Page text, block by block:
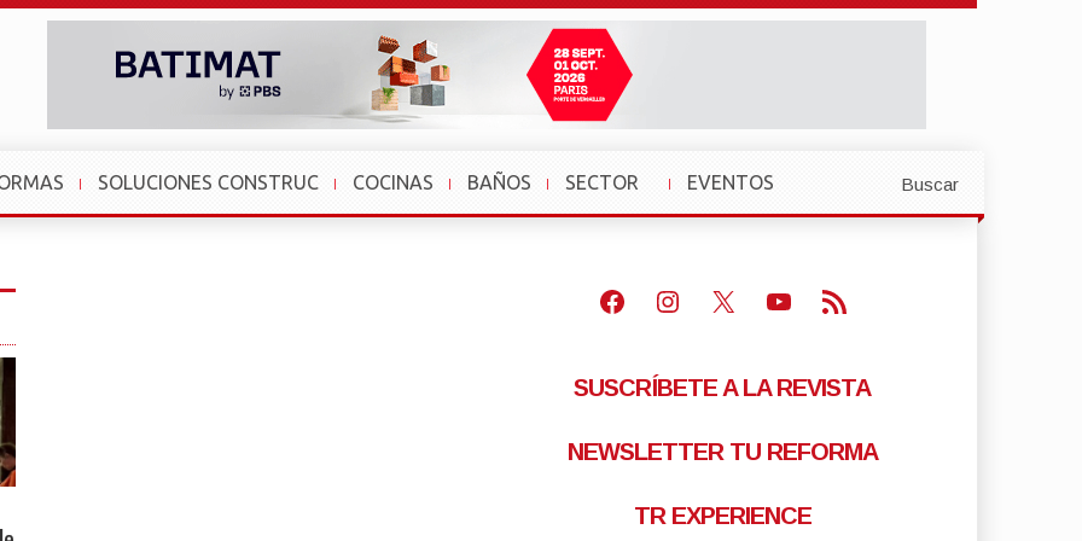
SOLUCIONES CONSTRUC COCINAS BAÑOS
SECTOR
»
EVENTOS
»
Buscar
Facebook
Instagram
X Youtube
Feed RSS
SUSCRÍBETE A LA REVISTA
NEWSLETTER TU REFORMA
TR EXPERIENCE